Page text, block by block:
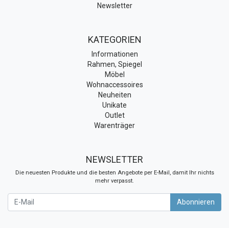
Newsletter
KATEGORIEN
Informationen
Rahmen, Spiegel
Möbel
Wohnaccessoires
Neuheiten
Unikate
Outlet
Warenträger
NEWSLETTER
Die neuesten Produkte und die besten Angebote per E-Mail, damit Ihr nichts
mehr verpasst.
Abonnieren